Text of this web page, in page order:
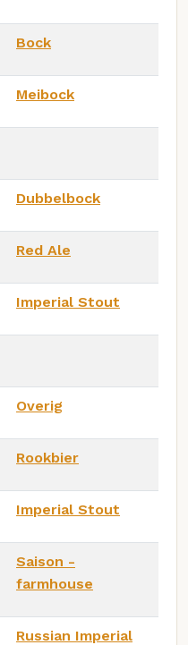
Bock
Meibock
Dubbelbock
Red Ale
Imperial Stout
Overig
Rookbier
Imperial Stout
Saison -
farmhouse
Russian Imperial